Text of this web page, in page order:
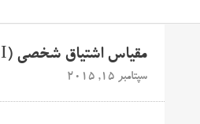
مقیاس اشتیاق شخصی (RPII)
سپتامبر 15, 2015